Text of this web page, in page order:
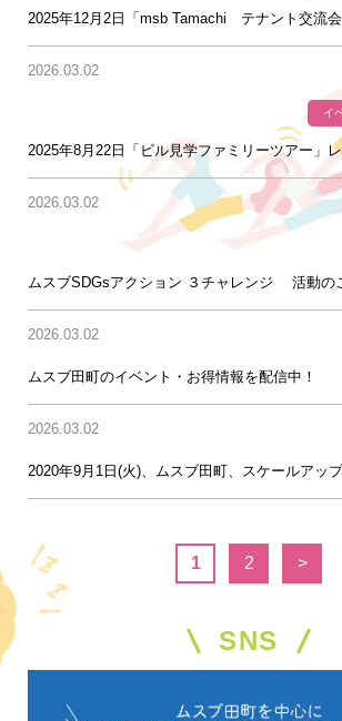
2025年12月2日「msb Tamachi テナント交流会
2026.03.02
イ
2025年8月22日「ビル見学ファミリーツアー」
2026.03.02
ムスブSDGsアクション ３チャレンジ 活動
2026.03.02
ムスブ田町のイベント・お得情報を配信中！
2026.03.02
2020年9月1日(火)、ムスブ田町、スケールアッ
1 2 >
SNS